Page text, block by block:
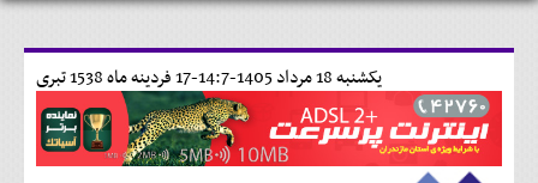
17 فردينه ماه 1538 تبری يکشنبه 18 مرداد 1405-14:7-